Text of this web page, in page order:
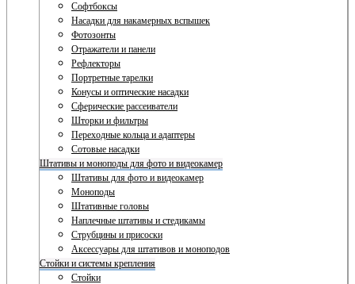
Софтбоксы
Насадки для накамерных вспышек
Фотозонты
Отражатели и панели
Рефлекторы
Портретные тарелки
Конусы и оптические насадки
Сферические рассеиватели
Шторки и фильтры
Переходные кольца и адаптеры
Сотовые насадки
Штативы и моноподы для фото и видеокамер
Штативы для фото и видеокамер
Моноподы
Штативные головы
Наплечные штативы и стедикамы
Струбцины и присоски
Аксессуары для штативов и моноподов
Стойки и системы крепления
Стойки